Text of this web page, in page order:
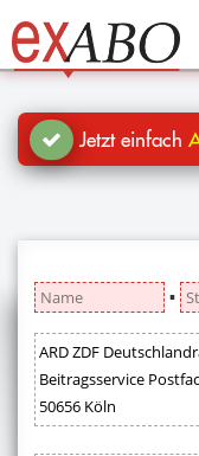
Jetzt
Blog
Hilfe
Jetzt einfach
▪